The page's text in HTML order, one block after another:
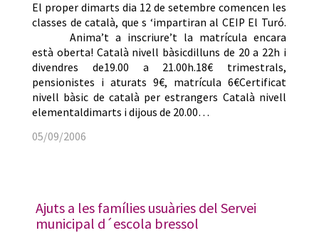
El proper dimarts dia 12 de setembre comencen les
classes de català, que s ‘impartiran al CEIP El Turó.
Anima’t a inscriure’t la matrícula encara
està oberta! Català nivell bàsicdilluns de 20 a 22h i
divendres de19.00 a 21.00h.18€ trimestrals,
pensionistes i aturats 9€, matrícula 6€Certificat
nivell bàsic de català per estrangers Català nivell
elementaldimarts i dijous de 20.00…
05/09/2006
Ajuts a les famílies usuàries del Servei
municipal d´escola bressol